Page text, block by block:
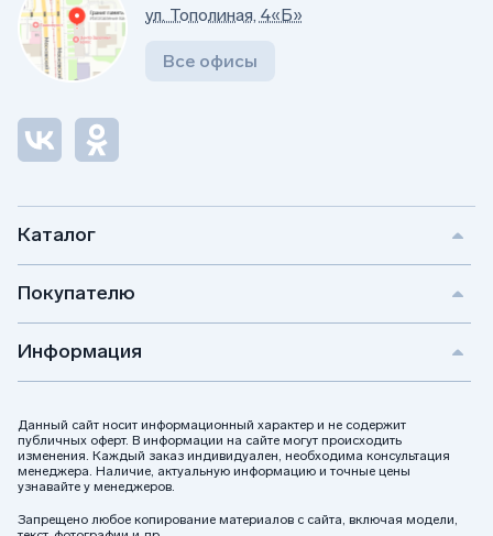
Каталог
Покупателю
Информация
Данный сайт носит информационный характер и не содержит
публичных оферт. В информации на сайте могут происходить
изменения. Каждый заказ индивидуален, необходима консультация
менеджера. Наличие, актуальную информацию и точные цены
узнавайте у менеджеров.
Запрещено любое копирование материалов с сайта, включая модели,
ул. Тополиная, 4«Б»
Все офисы